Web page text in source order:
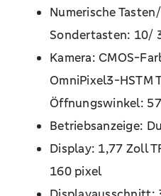
Numerische
Sondertasten: 10/
Kamera: CMOS-
OmniPixel3-HSTM
Öffnungswinkel:
Betriebsanzeige:
Display: 1,77 Zoll
160 pixel